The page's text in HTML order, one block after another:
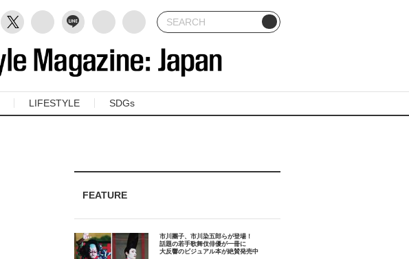
LIFESTYLE SDGs
FEATURE
市川團子、市川染五郎らが登場！
話題の若手歌舞伎俳優が一冊に
大反響のビジュアル本が絶賛発売中